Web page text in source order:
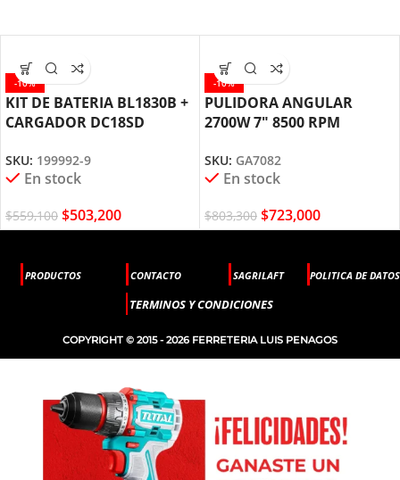
-10%
KIT DE BATERIA BL1830B +
CARGADOR DC18SD
SKU: 199992-9
En stock
$559,100 $503,200
-10%
PULIDORA ANGULAR
2700W 7″ 8500 RPM
SKU: GA7082
En stock
$803,300 $723,000
PRODUCTOS CONTACTO SAGRILAFT POLITICA DE DATOS
TERMINOS Y CONDICIONES
COPYRIGHT © 2015 - 2026 FERRETERIA LUIS PENAGOS